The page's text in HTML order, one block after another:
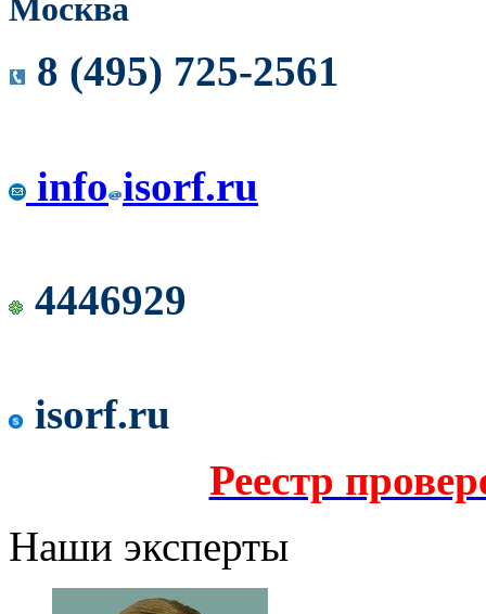
Москва
8 (495) 725-2561
info isorf.ru
4446929
isorf.ru
Реестр
Наши эксперты